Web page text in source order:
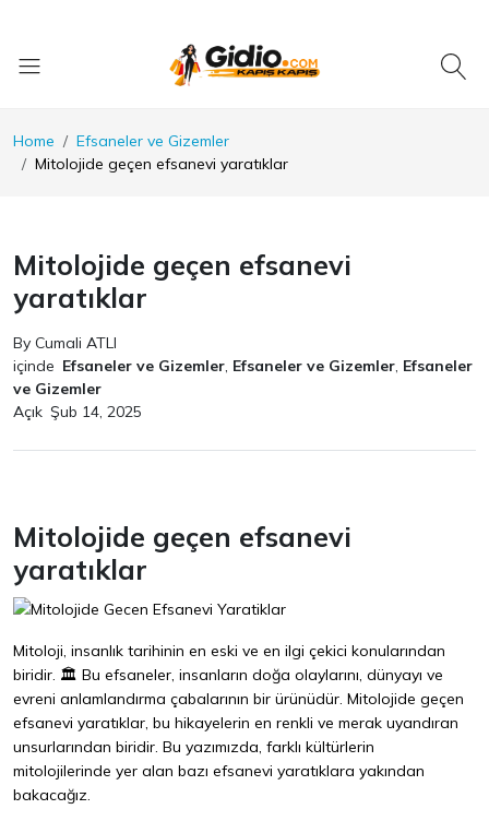
Home
Efsaneler ve Gizemler
Mitolojide geçen efsanevi yaratıklar
Mitolojide geçen efsanevi
yaratıklar
By Cumali ATLI
içinde Efsaneler ve Gizemler, Efsaneler ve Gizemler, Efsaneler
ve Gizemler
Açık Şub 14, 2025
Mitolojide geçen efsanevi
yaratıklar
Mitoloji, insanlık tarihinin en eski ve en ilgi çekici konularından
biridir. 🏛️ Bu efsaneler, insanların doğa olaylarını, dünyayı ve
evreni anlamlandırma çabalarının bir ürünüdür. Mitolojide geçen
efsanevi yaratıklar, bu hikayelerin en renkli ve merak uyandıran
unsurlarından biridir. Bu yazımızda, farklı kültürlerin
mitolojilerinde yer alan bazı efsanevi yaratıklara yakından
bakacağız.